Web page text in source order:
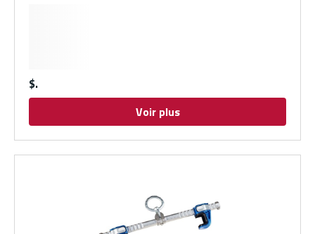
$
Voir plus